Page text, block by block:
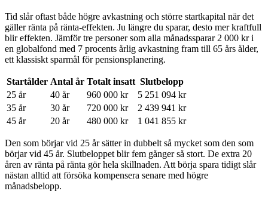
Tid slår oftast både högre avkastning och större startkapital när det
gäller ränta på ränta-effekten. Ju längre du sparar, desto mer kraftfull
blir effekten. Jämför tre personer som alla månadssparar 2 000 kr i
en globalfond med 7 procents årlig avkastning fram till 65 års ålder,
ett klassiskt sparmål för pensionsplanering.
Startålder Antal år Totalt insatt Slutbelopp
25 år
40 år 960 000 kr
5 251 094 kr
35 år
30 år 720 000 kr
2 439 941 kr
45 år
20 år 480 000 kr 1 041 855 kr
Den som börjar vid 25 år sätter in dubbelt så mycket som den som
börjar vid 45 år. Slutbeloppet blir fem gånger så stort. De extra 20
åren av ränta på ränta gör hela skillnaden. Att börja spara tidigt slår
nästan alltid att försöka kompensera senare med högre
månadsbelopp.